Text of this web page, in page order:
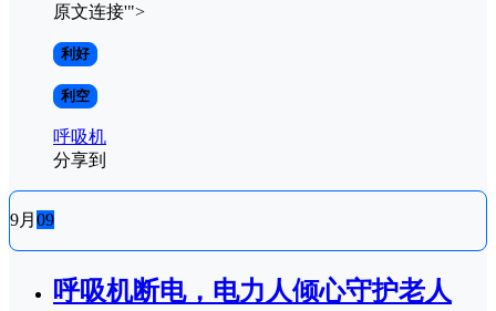
原文连接'">
利好
利空
呼吸机
分享到
9月 09
呼吸机断电，电力人倾心守护老人